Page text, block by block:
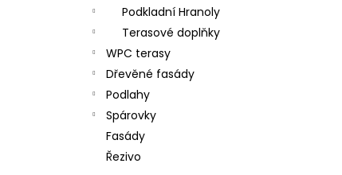
Podkladní Hranoly
Terasové doplňky
WPC terasy
Dřevěné fasády
Podlahy
Spárovky
Fasády
Řezivo